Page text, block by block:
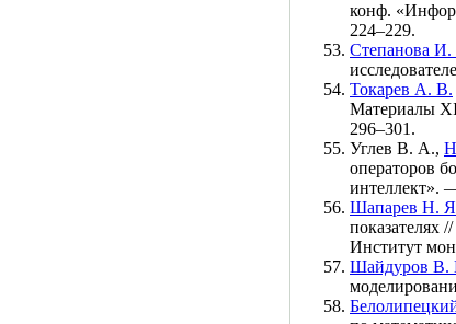
конф.
224–229.
Степанова И.
Токарев А. В.
Материалы
296–301 .
Углев В. А.,
операторов
интеллект».
Шапарев Н.
показателях
Институт
Шайдуров В.